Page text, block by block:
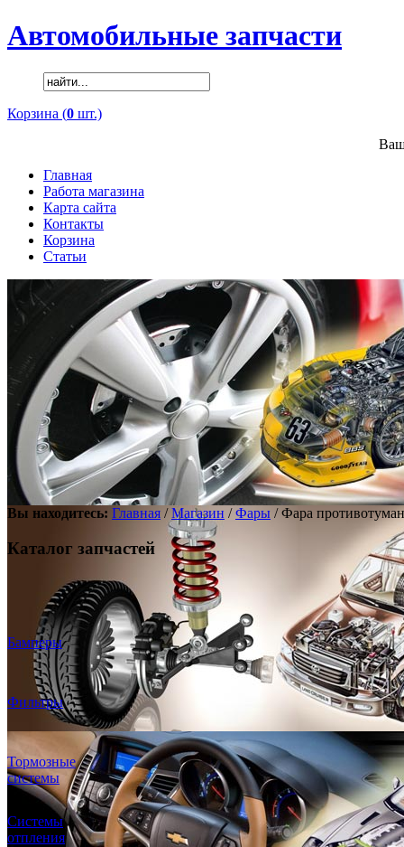
Автомобильные запчасти
Корзина (0 шт.)
Главная
Работа магазина
Карта сайта
Контакты
Корзина
Статьи
Вы находитесь: Главная /Магазин /Фары / Фара
Каталог запчастей
Бамперы
Фильтры
Тормозные
системы
Системы
отпления